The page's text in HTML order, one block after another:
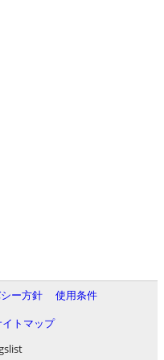
ー方針
使用条件
トマップ